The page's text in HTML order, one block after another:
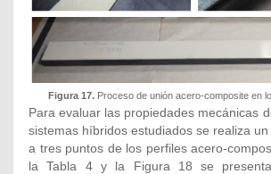
Figura 17. Proceso de unión acero-composite en
Para evaluar las propiedades mecánicas
sistemas híbridos estudiados se realiza
a tres puntos de los perfiles acero-
la Tabla 4 y la Figura 18 se